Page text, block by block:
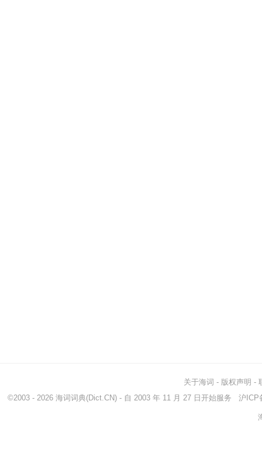
关于海词 - 版权声明 -
©2003 - 2026 海词词典(Dict.CN) - 自 2003 年 11 月 27 日开始服务 沪ICP